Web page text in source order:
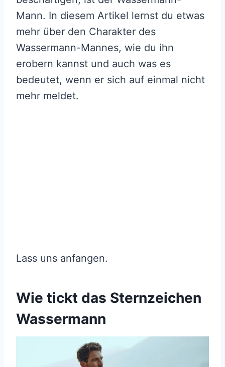
Mann. In diesem Artikel lernst du etwas
mehr über den Charakter des
Wassermann-Mannes, wie du ihn
erobern kannst und auch was es
bedeutet, wenn er sich auf einmal nicht
mehr meldet.
Lass uns anfangen.
Wie tickt das Sternzeichen
Wassermann